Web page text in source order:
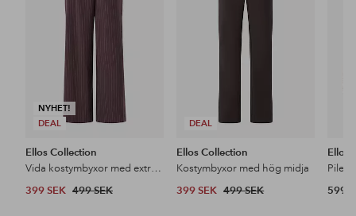
NYHET!
DEAL
Ellos Collection
Vida kostymbyxor med extra hög midja
399 SEK 499 SEK
DEAL
Ellos Collection
Kostymbyxor med hög midja
399 SEK 499 SEK
Ellos
599